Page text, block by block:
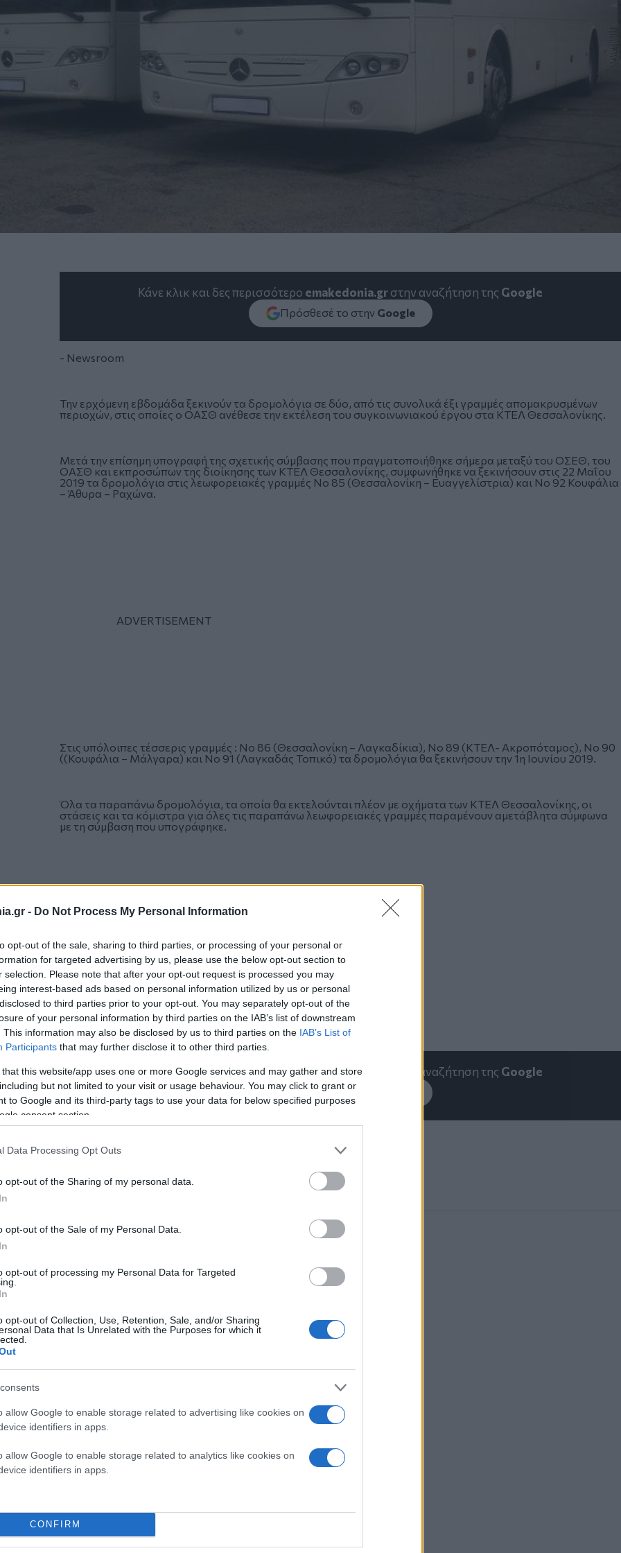
- Do Not Process My Personal Information
opt-out of the sale, sharing to third parties, or processing of your personal or
for targeted advertising by us, please use the below opt-out section to
selection. Please note that after your opt-out request is processed you may
interest-based ads based on personal information utilized by us or personal
to third parties prior to your opt-out. You may separately opt-out of the
of your personal information by third parties on the IAB’s list of downstream
This information may also be disclosed by us to third parties on the IAB’s List of
Participants that may further disclose it to other third parties.
that this website/app uses one or more Google services and may gather and store
but not limited to your visit or usage behaviour. You may click to grant or
to Google and its third-party tags to use your data for below specified purposes
consent section.
Data Processing Opt Outs
opt-out of the Sharing of my personal data.
opt-out of the Sale of my Personal Data.
opt-out of processing my Personal Data for Targeted
opt-out of Collection, Use, Retention, Sale, and/or Sharing
Data that Is Unrelated with the Purposes for which it
allow Google to enable storage related to advertising like cookies on
identifiers in apps.
allow Google to enable storage related to analytics like cookies on
identifiers in apps.
CONFIRM
Κάνε κλικ και δες περισσότερο emakedonia.grστην αναζήτηση της Google
Πρόσθεσέ το στην Google
- Newsroom
Την ερχόμενη εβδομάδα ξεκινούν τα δρομολόγια σε δύο, από τις συνολικά έξι γραμμές απομακρυσμένων
περιοχών, στις οποίες ο ΟΑΣΘ ανέθεσε την εκτέλεση του συγκοινωνιακού έργου στα ΚΤΕΛ Θεσσαλονίκης.
Μετά την επίσημη υπογραφή της σχετικής σύμβασης που πραγματοποιήθηκε σήμερα μεταξύ του ΟΣΕΘ, του
ΟΑΣΘ και εκπροσώπων της διοίκησης των ΚΤΕΛ Θεσσαλονίκης, συμφωνήθηκε να ξεκινήσουν στις 22 Μαΐου
2019 τα δρομολόγια στις λεωφορειακές γραμμές Νο 85 (Θεσσαλονίκη – Ευαγγελίστρια) και Νο 92 Κουφάλια
– Άθυρα – Ραχώνα.
Στις υπόλοιπες τέσσερις γραμμές : Νο 86 (Θεσσαλονίκη – Λαγκαδίκια), Νο 89 (ΚΤΕΛ- Ακροπόταμος), Νο 90
((Κουφάλια – Μάλγαρα) και Νο 91 (Λαγκαδάς Τοπικό) τα δρομολόγια θα ξεκινήσουν την 1η Ιουνίου 2019.
Όλα τα παραπάνω δρομολόγια, τα οποία θα εκτελούνται πλέον με οχήματα των ΚΤΕΛ Θεσσαλονίκης, οι
στάσεις και τα κόμιστρα για όλες τις παραπάνω λεωφορειακές γραμμές παραμένουν αμετάβλητα σύμφωνα
με τη σύμβαση που υπογράφηκε.
Κάνε κλικ και δες περισσότεροemakedonia.gr στην αναζήτηση της Google
Πρόσθεσέ το στην